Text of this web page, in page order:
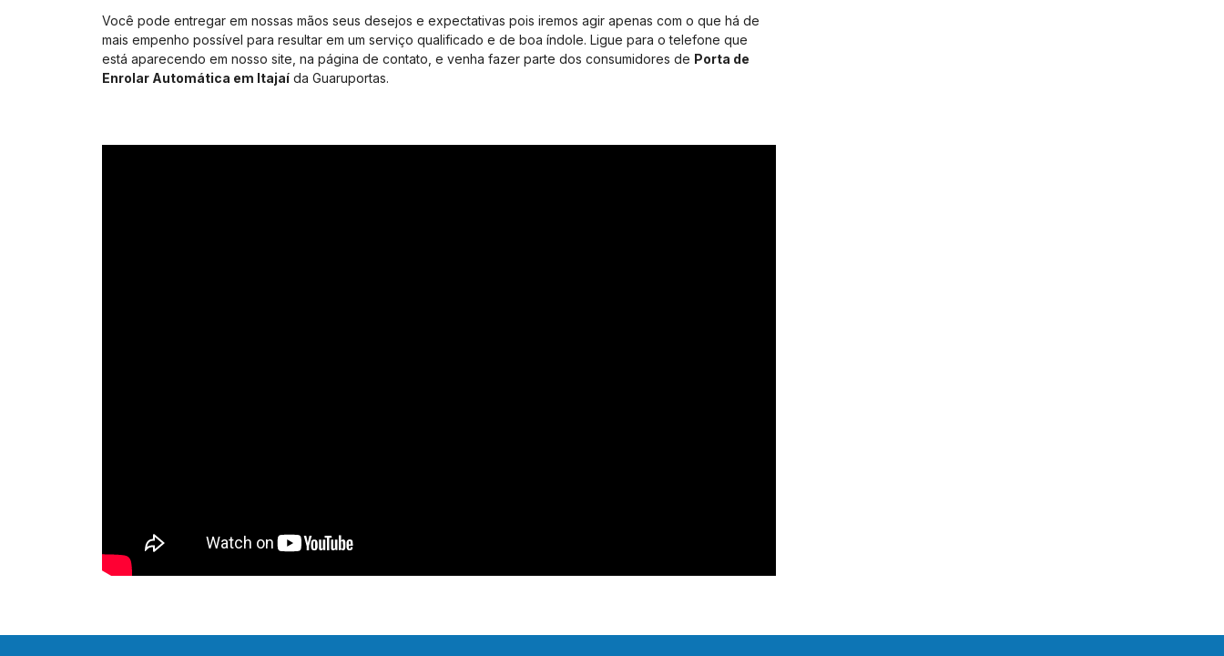
Você pode entregar em nossas mãos seus desejos e expectativas pois iremos agir apenas com o que há de
mais empenho possível para resultar em um serviço qualificado e de boa índole. Ligue para o telefone que
está aparecendo em nosso site, na página de contato, e venha fazer parte dos consumidores de Porta de
Enrolar Automática em Itajaí da Guaruportas.